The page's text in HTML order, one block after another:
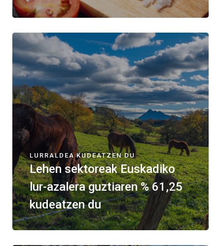
LURRALDEA KUDEATZEN DU
Lehen sektoreak Euskadiko
lur-azalera guztiaren % 61,25
kudeatzen du